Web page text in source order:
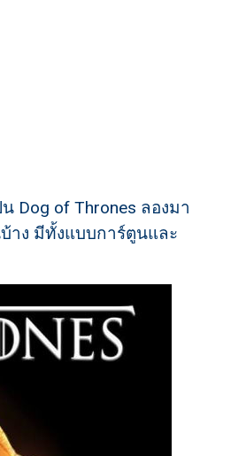
Dog of Thrones ลองมา
าง มีทั้งแบบการ์ตูนและ